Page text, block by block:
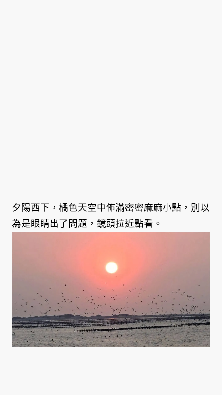
夕陽西下，橘色天空中佈滿密密麻麻小點，別以
為是眼睛出了問題，鏡頭拉近點看。